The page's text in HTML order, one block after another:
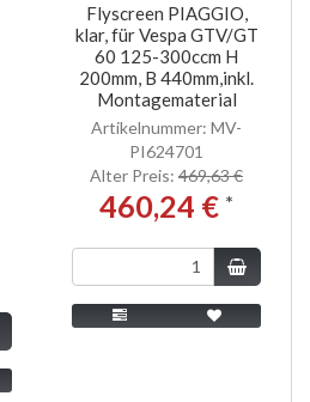
Flyscreen PIAGGIO,
klar, für Vespa GTV/GT
60 125-300ccm H
200mm, B 440mm,inkl.
Montagematerial
Artikelnummer: MV-
PI624701
Alter Preis: 469,63 €
460,24 € *